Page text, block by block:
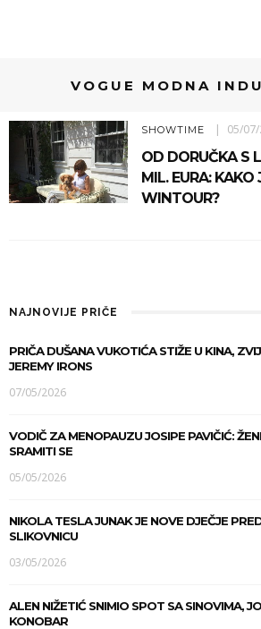
VOGUE MODNA
SHOWTIME 05/
OD DORUČKA S
MIL. EURA: KAKO
WINTOUR?
NAJNOVIJE PRIČE
PRIČA DUŠANA VUKOTIĆA STIŽE U KINA,
JEREMY IRONS
07/05/2026
VODIČ ZA MENOPAUZU JOSIPE PAVIČIĆ:
SRAMITI SE
05/05/2026
NIKOLA TESLA JUNAK JE NOVE DJEČJE
SLIKOVNICU
03/05/2026
ALEN NIŽETIĆ SNIMIO SPOT SA SINOVIMA,
KONOBAR